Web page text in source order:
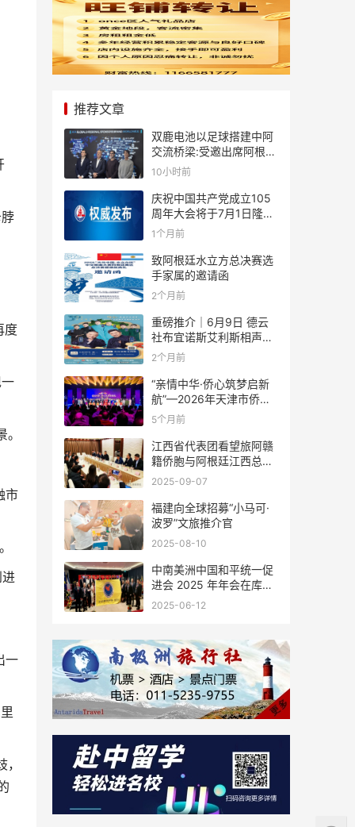
度
市
一
推荐文章
双鹿电池以足球搭建中阿
交流桥梁:受邀出席阿根廷
足协赞助商招待会！
10小时前
庆祝中国共产党成立105
周年大会将于7月1日隆重
举行
1个月前
致阿根廷水立方总决赛选
手家属的邀请函
2个月前
重磅推介｜6月9日 德云
社布宜诺斯艾利斯相声专
场！国风曲艺邂逅南美风
结！
2个月前
“亲情中华·侨心筑梦启新
航”—2026年天津市侨界
新春联谊活动成功举办
5个月前
江西省代表团看望旅阿赣
籍侨胞与阿根廷江西总商
会座谈
2025-09-07
福建向全球招募“小马可·
波罗”文旅推介官
2025-08-10
中南美洲中国和平统一促
进会 2025 年年会在库拉
索圆满举行，共绘反“独”
2025-06-12